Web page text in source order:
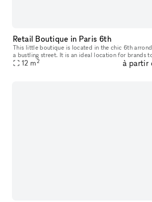
Retail Boutique in Paris 6th
This little boutique is located in the chic 6th
a bustling street. It is an ideal location for brands
Store or Product Launch. This space boasts a
12 m2 à partir